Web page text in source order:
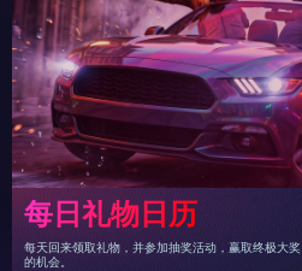
每日礼物日历
每天回来领取礼物，并参加抽奖活动，赢取终极大
的机会。